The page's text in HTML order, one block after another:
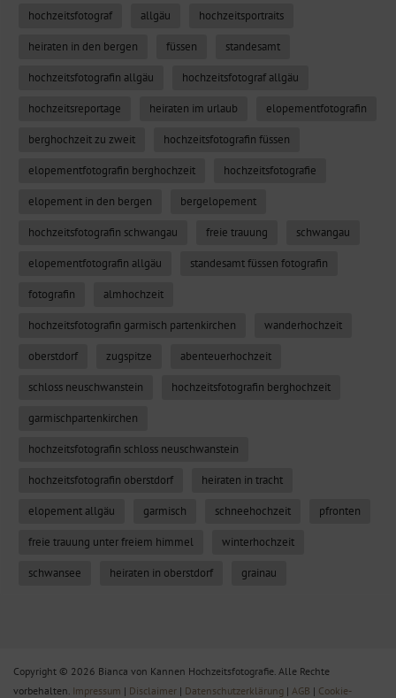
hochzeitsfotograf allgäu hochzeitsportraits
heiraten in den bergen füssen standesamt
hochzeitsfotografin allgäu hochzeitsfotograf allgäu
hochzeitsreportage heiraten im urlaub elopementfotografin
berghochzeit zu zweit hochzeitsfotografin füssen
elopementfotografin berghochzeit hochzeitsfotografie
elopement in den bergen bergelopement
hochzeitsfotografin schwangau freie trauung schwangau
elopementfotografin allgäu standesamt füssen fotografin
fotografin almhochzeit
hochzeitsfotografin garmisch partenkirchen wanderhochzeit
oberstdorf zugspitze abenteuerhochzeit
schloss neuschwanstein hochzeitsfotografin berghochzeit
garmischpartenkirchen
hochzeitsfotografin schloss neuschwanstein
hochzeitsfotografin oberstdorf heiraten in tracht
elopement allgäu garmisch schneehochzeit pfronten
freie trauung unter freiem himmel winterhochzeit
schwansee heiraten in oberstdorf grainau
Copyright © 2026 Bianca von Kannen Hochzeitsfotografie. Alle Rechte
vorbehalten. Impressum | Disclaimer | Datenschutzerklärung | AGB | Cookie-